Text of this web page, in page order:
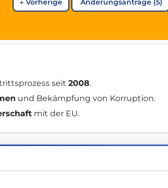
advanced transparency platforms,
and transparency in Germany and
policy, or activism.
and bring politics closer to citizens.
← Vorherige Änderungsanträge (5)
seit 2008.
und Bekämpfung von Korruption.
mit der EU.